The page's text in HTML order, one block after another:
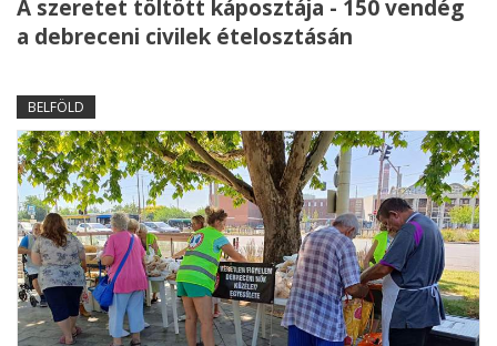
A szeretet töltött káposztája - 150 vendég
a debreceni civilek ételosztásán
BELFÖLD